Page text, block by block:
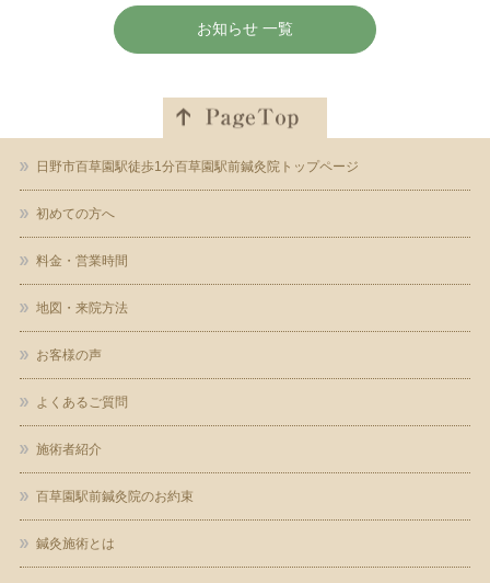
お知らせ 一覧
日野市百草園駅徒歩1分百草園駅前鍼灸院トップページ
初めての方へ
料金・営業時間
地図・来院方法
お客様の声
よくあるご質問
施術者紹介
百草園駅前鍼灸院のお約束
鍼灸施術とは